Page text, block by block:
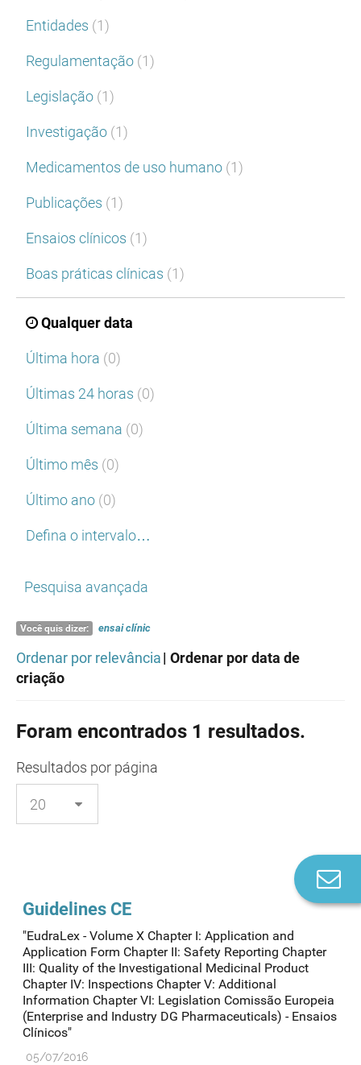
Entidades (1)
Regulamentação (1)
Legislação (1)
Investigação (1)
Medicamentos de uso humano (1)
Publicações (1)
Ensaios clínicos (1)
Boas práticas clínicas (1)
Qualquer data
Última hora (0)
Últimas 24 horas (0)
Última semana (0)
Último mês (0)
Último ano (0)
Defina o intervalo…
Pesquisa avançada
Você quis dizer: ensaiclínic
Ordenar por relevância| Ordenar por data de
criação
Foram encontrados 1 resultados.
Resultados por página
Guidelines CE
"EudraLex - Volume X Chapter I: Application and
Application Form Chapter II: Safety Reporting Chapter
III: Quality of the Investigational Medicinal Product
Chapter IV: Inspections Chapter V: Additional
Information Chapter VI: Legislation Comissão Europeia
(Enterprise and Industry DG Pharmaceuticals) - Ensaios
Clínicos"
05/07/2016